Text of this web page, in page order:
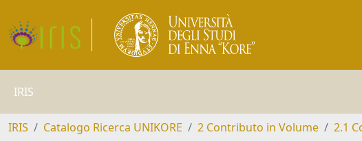
IRIS
IRIS Catalogo Ricerca UNIKORE 2 Contributo in Volume 2.1